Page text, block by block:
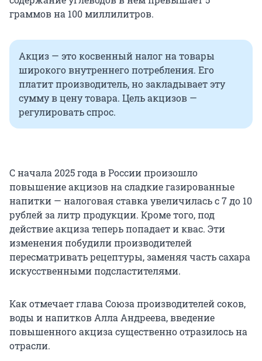
граммов на 100 миллилитров.
Акциз — это косвенный налог на товары
широкого внутреннего потребления. Его
платит производитель, но закладывает эту
сумму в цену товара. Цель акцизов —
регулировать спрос.
С начала 2025 года в России произошло
повышение акцизов на сладкие газированные
напитки — налоговая ставка увеличилась с 7 до 10
рублей за литр продукции. Кроме того, под
действие акциза теперь попадает и квас. Эти
изменения побудили производителей
пересматривать рецептуры, заменяя часть сахара
искусственными подсластителями.
Как отмечает глава Союза производителей соков,
воды и напитков Алла Андреева, введение
повышенного акциза существенно отразилось на
отрасли.